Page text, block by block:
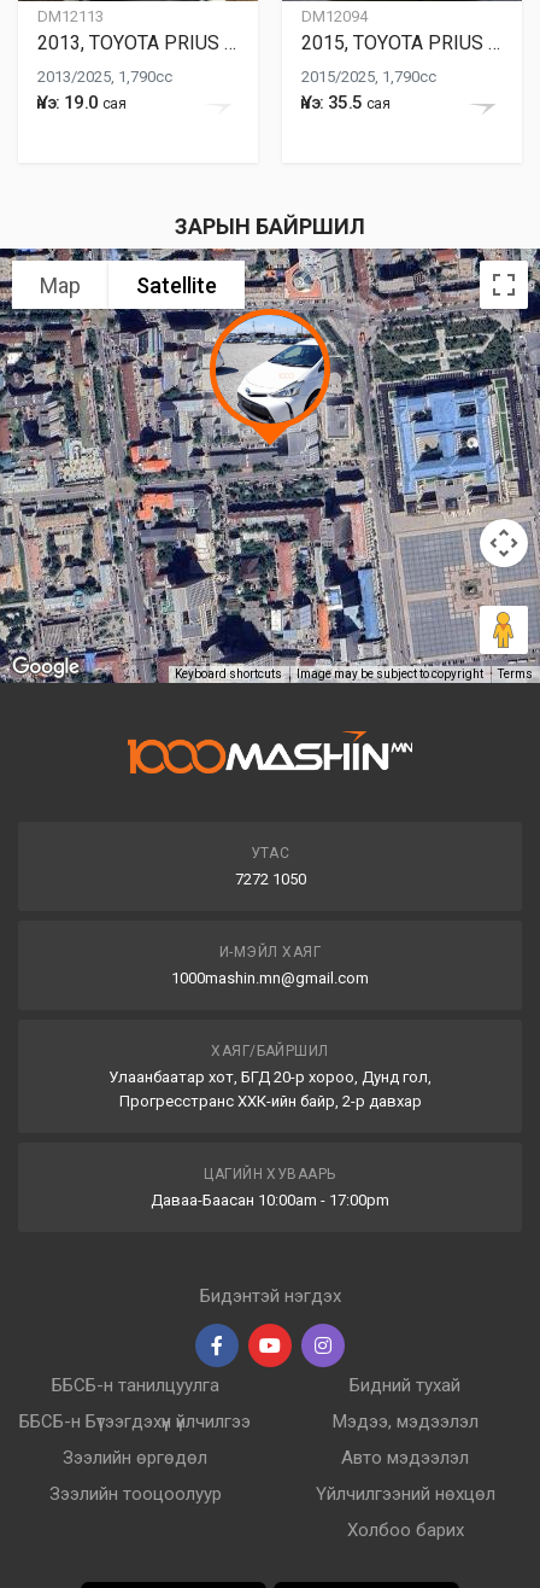
DM12113
2013, TOYOTA PRIUS ALPHA
2013/2025, 1,790cc
Үнэ: 19.0 сая
DM12094
2015, TOYOTA PRIUS ALPHA
2015/2025, 1,790cc
Үнэ: 35.5 сая
ЗАРЫН БАЙРШИЛ
Map Satellite
Keyboard shortcuts Image may be subject to copyright Terms
УТАС
7272 1050
И-МЭЙЛ ХАЯГ
1000mashin.mn@gmail.com
ХАЯГ/БАЙРШИЛ
Улаанбаатар хот, БГД 20-р хороо, Дунд гол,
Прогресстранс ХХК-ийн байр, 2-р давхар
ЦАГИЙН ХУВААРЬ
Даваа-Баасан 10:00am - 17:00pm
Бидэнтэй нэгдэх
ББСБ-н танилцуулга
ББСБ-н Бүтээгдэхүүн үйлчилгээ
Зээлийн өргөдөл
Зээлийн тооцоолуур
Бидний тухай
Мэдээ, мэдээлэл
Авто мэдээлэл
Үйлчилгээний нөхцөл
Холбоо барих